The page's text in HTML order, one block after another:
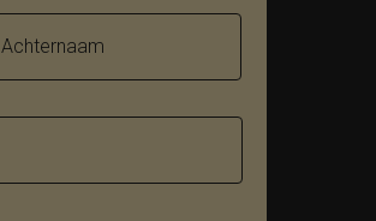
Achternaam